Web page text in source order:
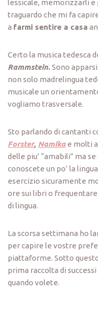
lessicale, memorizzarli e
traguardo che mi fa
a farmi sentire a casa
Certo la musica tedesca
Rammstein.Sono
non solo madrelingua
musicale un
vogliamo trasversale.
Sto parlando di cantanti
Forster, Namika e molti
delle piu’ “amabili” ma
conoscete un po’ la
esercizio sicuramente
ore sui libri o
di lingua.
La scorsa settimana ho
per capire le vostre
piattaforme. Sotto
prima raccolta di
quando volete.